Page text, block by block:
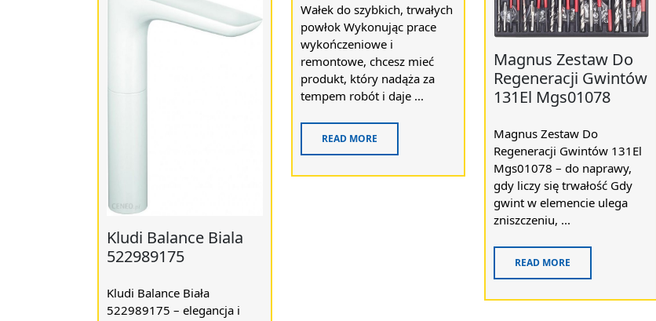
Kludi Balance Biala
522989175
Kludi Balance Biała
522989175 – elegancja i
Wałek do szybkich, trwałych
powłok Wykonując prace
wykończeniowe i
remontowe, chcesz mieć
produkt, który nadąża za
tempem robót i daje ...
READ MORE
Magnus Zestaw Do
Regeneracji Gwintów
131El Mgs01078
Magnus Zestaw Do
Regeneracji Gwintów 131El
Mgs01078 – do naprawy,
gdy liczy się trwałość Gdy
gwint w elemencie ulega
zniszczeniu, ...
READ MORE